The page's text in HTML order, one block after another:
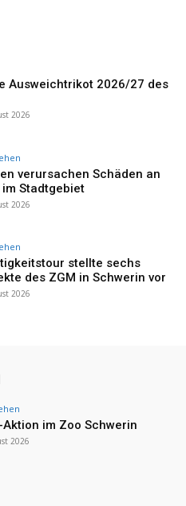
Ausweichtrikot 2026/27 des
2026
verursachen Schäden an
im Stadtgebiet
2026
stellte sechs
des ZGM in Schwerin vor
2026
Aktion im Zoo Schwerin
2026